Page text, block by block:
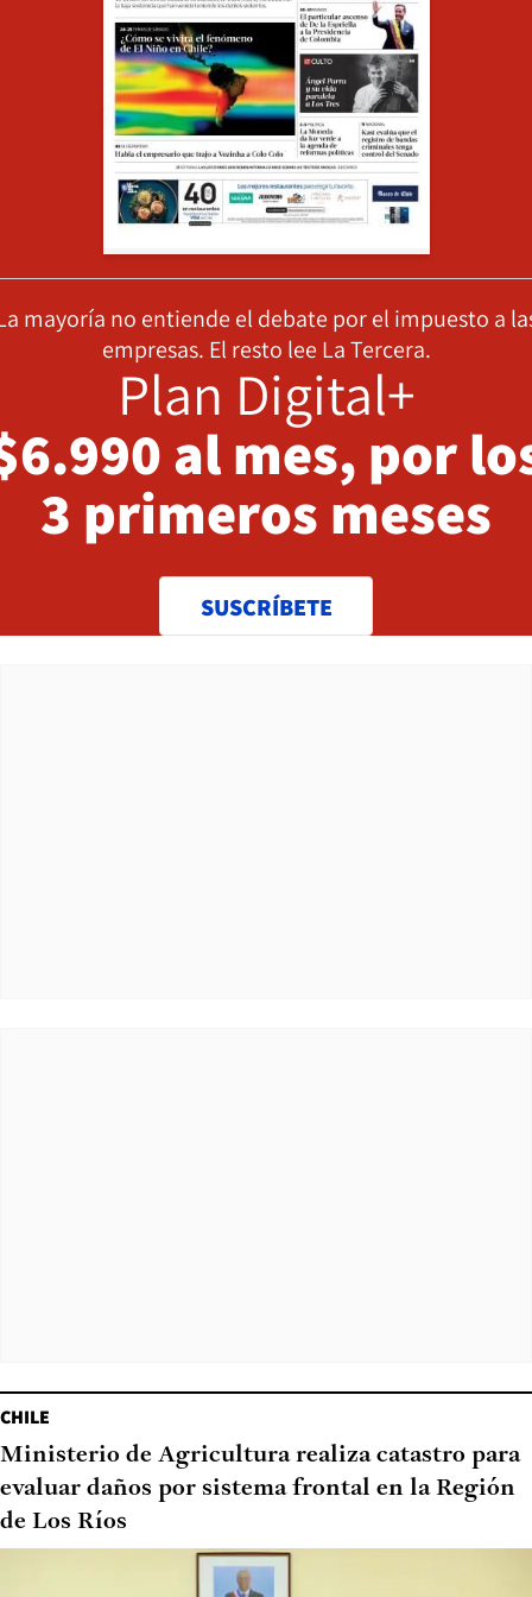
mayoría no entiende el debate por el impuesto a
empresas. El resto lee La Tercera.
Plan Digital+
al mes, por
3 primeros meses
SUSCRÍBETE
CHILE
Ministerio de Agricultura realiza catastro para
evaluar daños por sistema frontal en la Región
de Los Ríos